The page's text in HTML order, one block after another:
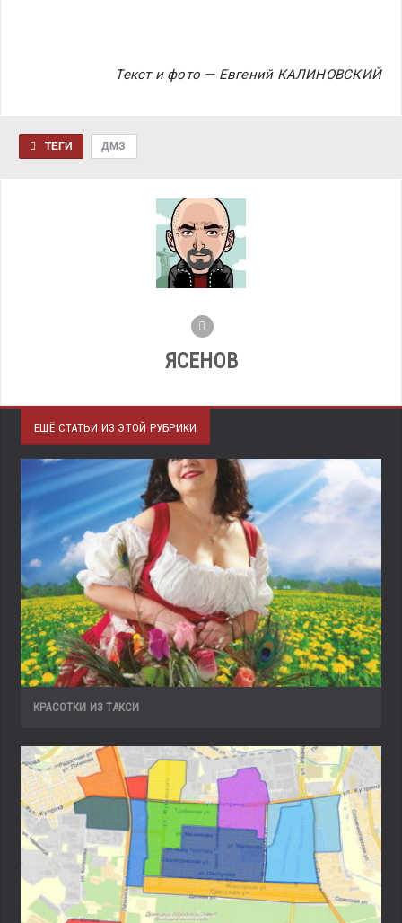
Текст и фото — Евгений КАЛИНОВСКИЙ
ТЕГИ ДМЗ
ЯСЕНОВ
ЕЩЁ СТАТЬИ ИЗ ЭТОЙ РУБРИКИ
КРАСОТКИ ИЗ ТАКСИ